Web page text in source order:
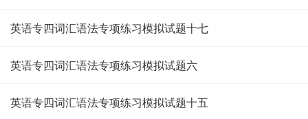
英语专四词汇语法专项练习模拟试题十七
英语专四词汇语法专项练习模拟试题六
英语专四词汇语法专项练习模拟试题十五